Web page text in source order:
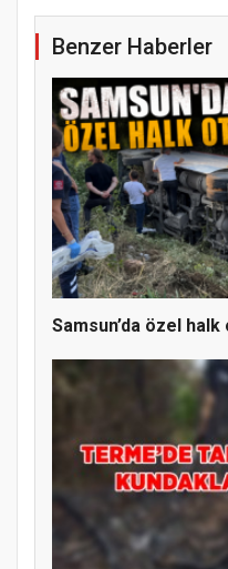
Benzer Haberler
Samsun’da özel